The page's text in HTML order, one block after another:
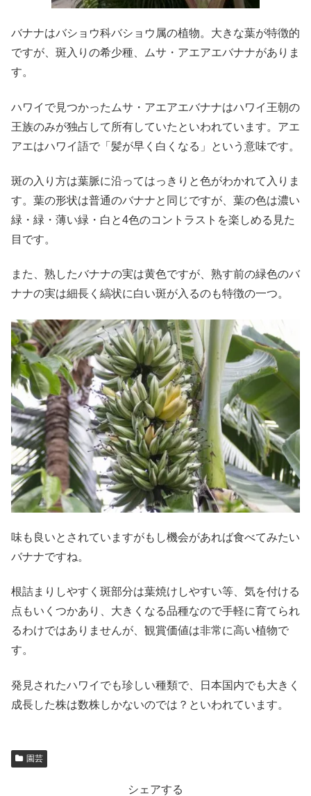
バナナはバショウ科バショウ属の植物。大きな葉が特徴的
ですが、斑入りの希少種、ムサ・アエアエバナナがありま
す。
ハワイで見つかったムサ・アエアエバナナはハワイ王朝の
王族のみが独占して所有していたといわれています。アエ
アエはハワイ語で「髪が早く白くなる」という意味です。
斑の入り方は葉脈に沿ってはっきりと色がわかれて入りま
す。葉の形状は普通のバナナと同じですが、葉の色は濃い
緑・緑・薄い緑・白と4色のコントラストを楽しめる見た
目です。
また、熟したバナナの実は黄色ですが、熟す前の緑色のバ
ナナの実は細長く縞状に白い斑が入るのも特徴の一つ。
味も良いとされていますがもし機会があれば食べてみたい
バナナですね。
根詰まりしやすく斑部分は葉焼けしやすい等、気を付ける
点もいくつかあり、大きくなる品種なので手軽に育てられ
るわけではありませんが、観賞価値は非常に高い植物で
す。
発見されたハワイでも珍しい種類で、日本国内でも大きく
成長した株は数株しかないのでは？といわれています。
園芸
シェアする